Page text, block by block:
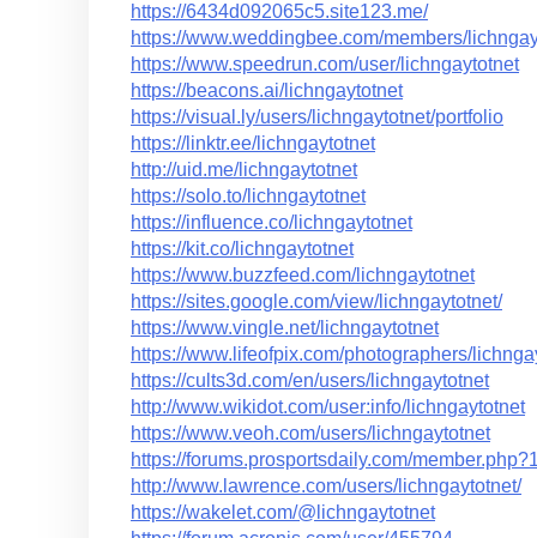
https://6434d092065c5.site123.me/
https://www.weddingbee.com/members/
https://www.speedrun.com/user/lichngaytotnet
https://beacons.ai/lichngaytotnet
https://visual.ly/users/lichngaytotnet/portfolio
https://linktr.ee/lichngaytotnet
http://uid.me/lichngaytotnet
https://solo.to/lichngaytotnet
https://influence.co/lichngaytotnet
https://kit.co/lichngaytotnet
https://www.buzzfeed.com/lichngaytotnet
https://sites.google.com/view/lichngaytotnet/
https://www.vingle.net/lichngaytotnet
https://www.lifeofpix.com/photographers/
https://cults3d.com/en/users/lichngaytotnet
http://www.wikidot.com/user:info/lichngaytotnet
https://www.veoh.com/users/lichngaytotnet
https://forums.prosportsdaily.com/
http://www.lawrence.com/users/lichngaytotnet/
https://wakelet.com/@lichngaytotnet